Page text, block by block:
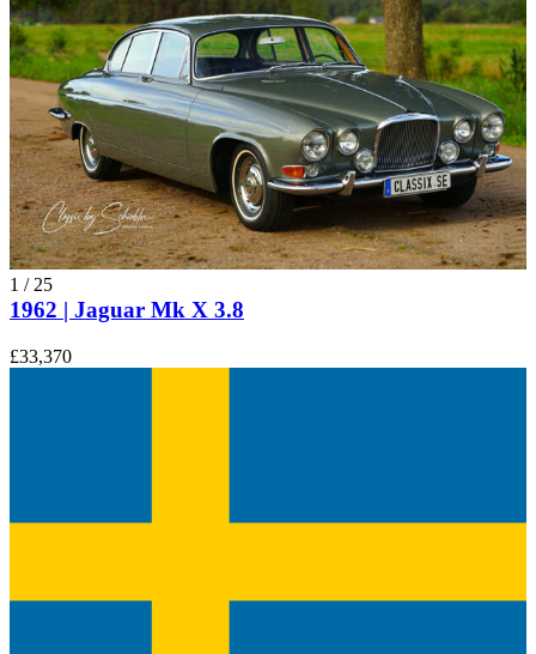
1 / 25
1962 | Jaguar Mk X 3.8
£33,370